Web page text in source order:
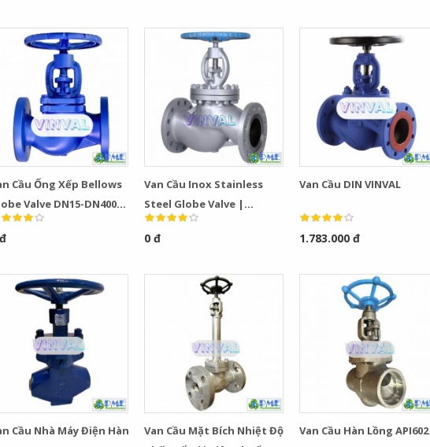
Cầu Ống Xếp Bellows
Valve DN15-DN400
PN40 Giá Tốt
Van Cầu Inox Stainless
Steel Globe Valve |
PN16/150LB, DN50–DN300
0 đ
Van Cầu DIN VINVAL
1.783.000 đ
Cầu Nhà Máy Điện Hàn
Van Cầu Mặt Bích Nhiệt Độ
Van Cầu Hàn Lồng API602